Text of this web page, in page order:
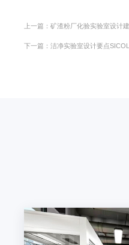
上一篇：矿渣粉厂化验实验室设计
下一篇：洁净实验室设计要点